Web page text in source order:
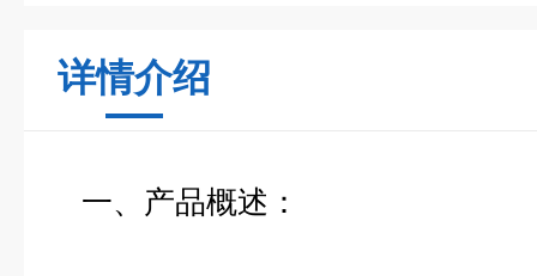
详情介绍
一、产品概述：